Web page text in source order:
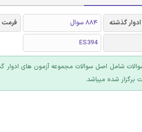
گذشته 884 سوال فرمت
ES394
شامل اصل سوالات مجموعه آزمون های
شده میباشد.